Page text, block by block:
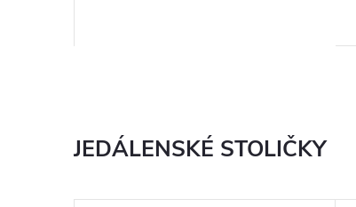
JEDÁLENSKÉ STOLIČKY